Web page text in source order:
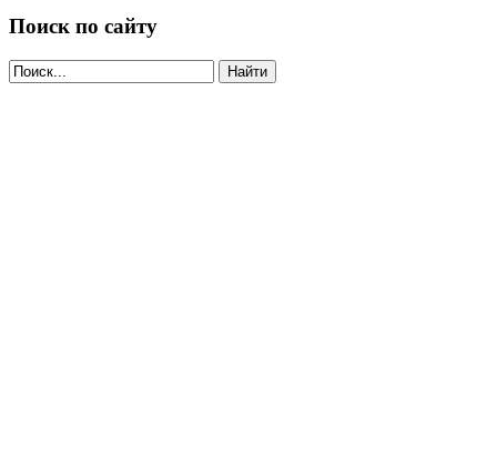
Поиск по сайту
Найти